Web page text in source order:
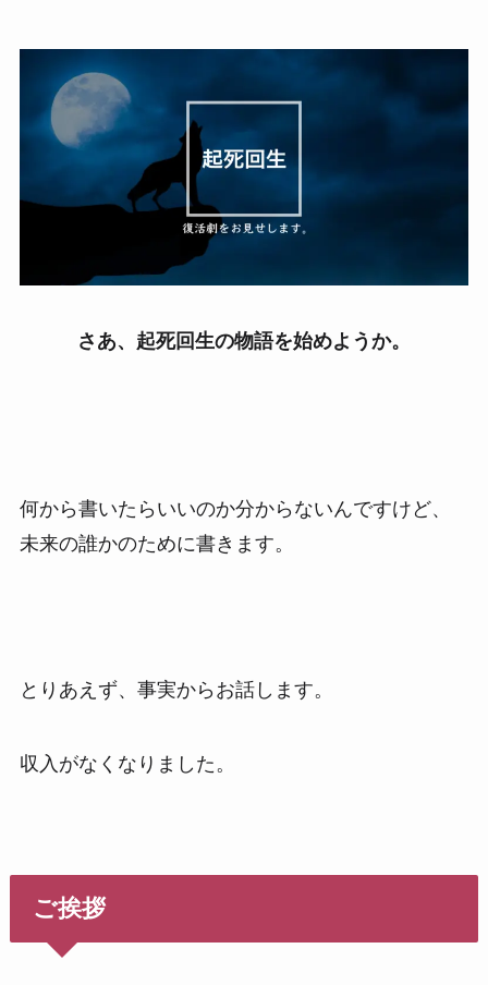
さあ、起死回生の物語を始めようか。
何から書いたらいいのか分からないんですけど、
未来の誰かのために書きます。
とりあえず、事実からお話します。
収入がなくなりました。
ご挨拶